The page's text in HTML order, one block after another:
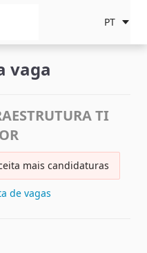
PT
vaga
TI
mais candidaturas
de vagas